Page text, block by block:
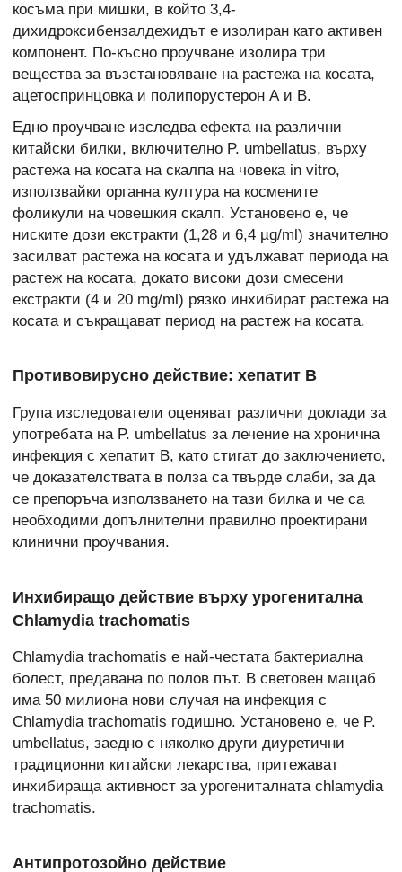
косъма при мишки, в който 3,4-
дихидроксибензалдехидът е изолиран като активен
компонент. По-късно проучване изолира три
вещества за възстановяване на растежа на косата,
ацетоспринцовка и полипорустерон А и В.
Едно проучване изследва ефекта на различни
китайски билки, включително P. umbellatus, върху
растежа на косата на скалпа на човека in vitro,
използвайки органна култура на космените
фоликули на човешкия скалп. Установено е, че
ниските дози екстракти (1,28 и 6,4 µg/ml) значително
засилват растежа на косата и удължават периода на
растеж на косата, докато високи дози смесени
екстракти (4 и 20 mg/ml) рязко инхибират растежа на
косата и съкращават период на растеж на косата.
Противовирусно действие: хепатит В
Група изследователи оценяват различни доклади за
употребата на P. umbellatus за лечение на хронична
инфекция с хепатит В, като стигат до заключението,
че доказателствата в полза са твърде слаби, за да
се препоръча използването на тази билка и че са
необходими допълнителни правилно проектирани
клинични проучвания.
Инхибиращо действие върху урогенитална
Chlamydia trachomatis
Chlamydia trachomatis е най-честата бактериална
болест, предавана по полов път. В световен мащаб
има 50 милиона нови случая на инфекция с
Chlamydia trachomatis годишно. Установено е, че P.
umbellatus, заедно с няколко други диуретични
традиционни китайски лекарства, притежават
инхибираща активност за урогениталната chlamydia
trachomatis.
Антипротозойно действие